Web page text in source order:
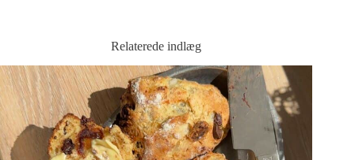
Relaterede indlæg